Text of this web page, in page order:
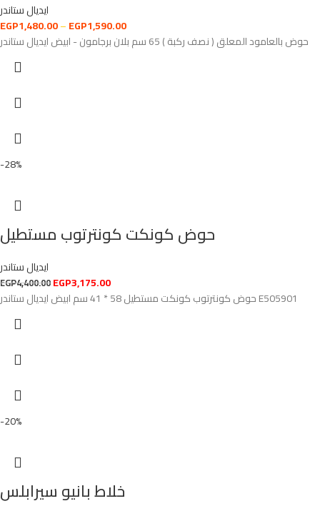
ايديال ستاندر
EGP1,480.00–EGP1,590.00
حوض بالعامود المعلق ( نصف ركبة ) 65 سم بلان برجامون - ابيض ايديال ستاندر
-28%
حوض كونكت كونترتوب مستطيل
ايديال ستاندر
EGP4,400.00EGP3,175.00
حوض كونترتوب كونكت مستطيل 58 * 41 سم ابيض ايديال ستاندر E505901
-20%
خلاط بانيو سيرابلس